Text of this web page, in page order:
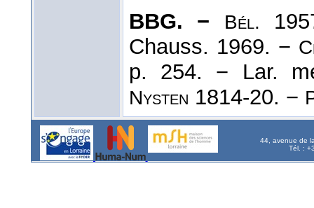
BBG. −
Bél.
Chauss. 1969. −
p. 254. − Lar.
Nysten 1814-20. −
44, avenue de
Tél. :